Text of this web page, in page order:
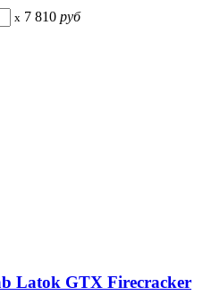
x 7 810 руб
Latok GTX Firecracker